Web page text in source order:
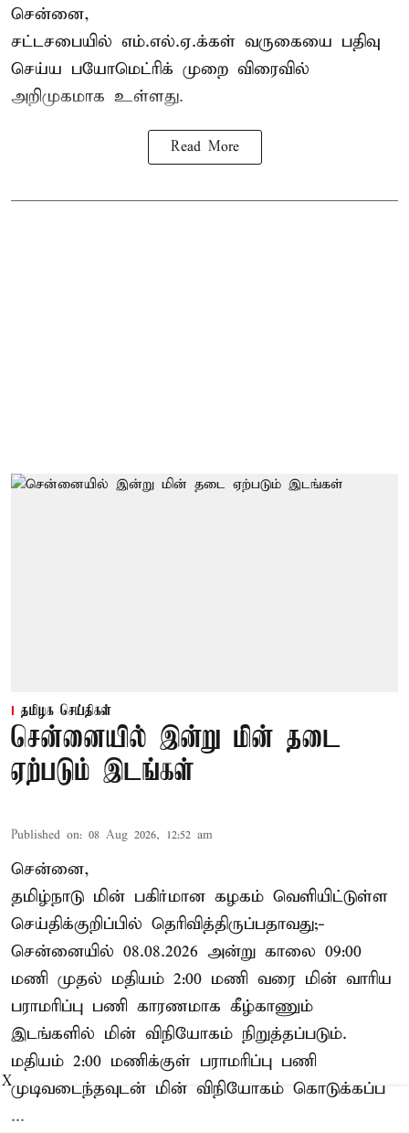
சென்னை,
சட்டசபையில் எம்.எல்.ஏ.க்கள் வருகையை பதிவு
செய்ய பயோமெட்ரிக் முறை விரைவில்
அறிமுகமாக உள்ளது.
Read More
தமிழக செய்திகள்
சென்னையில் இன்று மின் தடை
ஏற்படும் இடங்கள்
Published on: 08 Aug 2026, 12:52 am
சென்னை,
தமிழ்நாடு மின் பகிர்மான கழகம் வெளியிட்டுள்ள
செய்திக்குறிப்பில் தெரிவித்திருப்பதாவது;-
சென்னையில் 08.08.2026 அன்று காலை 09:00
மணி முதல் மதியம் 2:00 மணி வரை மின் வாரிய
பராமரிப்பு பணி காரணமாக கீழ்காணும்
இடங்களில் மின் விநியோகம் நிறுத்தப்படும்.
மதியம் 2:00 மணிக்குள் பராமரிப்பு பணி
முடிவடைந்தவுடன் மின் விநியோகம் கொடுக்கப்ப
...
X